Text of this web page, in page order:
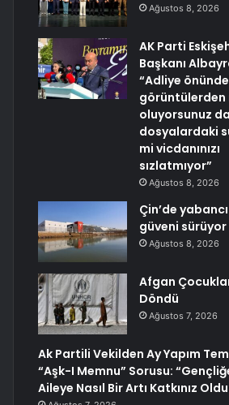
Ağustos 8, 2026
AK Parti
Başkanı
“Adliye
görüntülerden
oluyorsunuz da
dosyalardaki
mi vicdanınızı
sızlatmıyor”
Ağustos 8, 2026
Çin’de
güveni sürüyor
Ağustos 8, 2026
Afgan
Döndü
Ağustos 7, 2026
Ak Partili Vekilden Ay Yapım
“Aşk-I Memnu” Sorusu:
Aileye Nasıl Bir Artı Katkınız